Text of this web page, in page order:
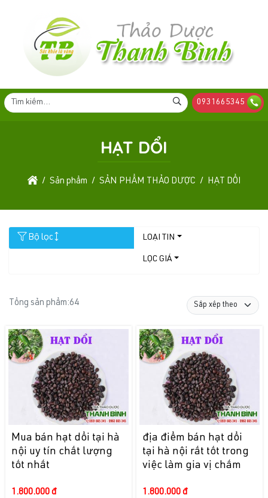
0931665345
HẠT DỔI
Sản phẩm SẢN PHẨM THẢO DƯỢC HẠT DỔI
Bộ lọc LOẠI TIN
LỌC GIÁ
Tổng sản phẩm:64
Mua bán hạt dổi tại hà
nội uy tín chất lượng
tốt nhất
1.800.000 đ
địa điểm bán hạt dổi
tại hà nội rất tốt trong
việc làm gia vị chấm
1.800.000 đ